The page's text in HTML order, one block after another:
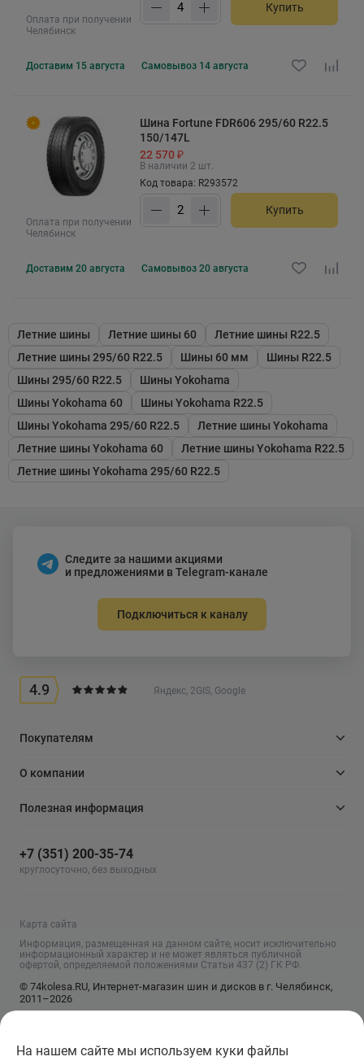
Оплата при получении
Челябинск
Купить
Доставим 15 августа Самовывоз 14 августа
Оплата при получении
Челябинск
Шина Fortune FDR606 295/60 R22.5
150/147L
22 570 ₽
В наличии 2 шт.
Код товара: R293572
Купить
Доставим 20 августа Самовывоз 20 августа
Летние шины Летние шины 60
Летние шины R22.5
Летние шины 295/60 R22.5
Шины 60 мм
Шины R22.5
Шины 295/60 R22.5
Шины Yokohama
Шины Yokohama 60
Шины Yokohama R22.5
Шины Yokohama 295/60 R22.5
Летние шины Yokohama
Летние шины Yokohama 60
Летние шины Yokohama R22.5
Летние шины Yokohama 295/60 R22.5
Следите за нашими акциями
и предложениями в Telegram-канале
Подключиться к каналу
4.9 Яндекс, 2GIS, Google
Покупателям
О компании
Полезная информация
+7 (351) 200-35-74
круглосуточно, без выходных
Карта сайта
Информация, размещенная на данном сайте, носит исключительно
информационный характер и не может являться публичной
офертой, определяемой положениями Статьи 437 (2) ГК РФ.
© 74kolesa.RU, Интернет-магазин шин и дисков в г. Челябинск,
2011–2026
На нашем сайте мы используем куки файлы